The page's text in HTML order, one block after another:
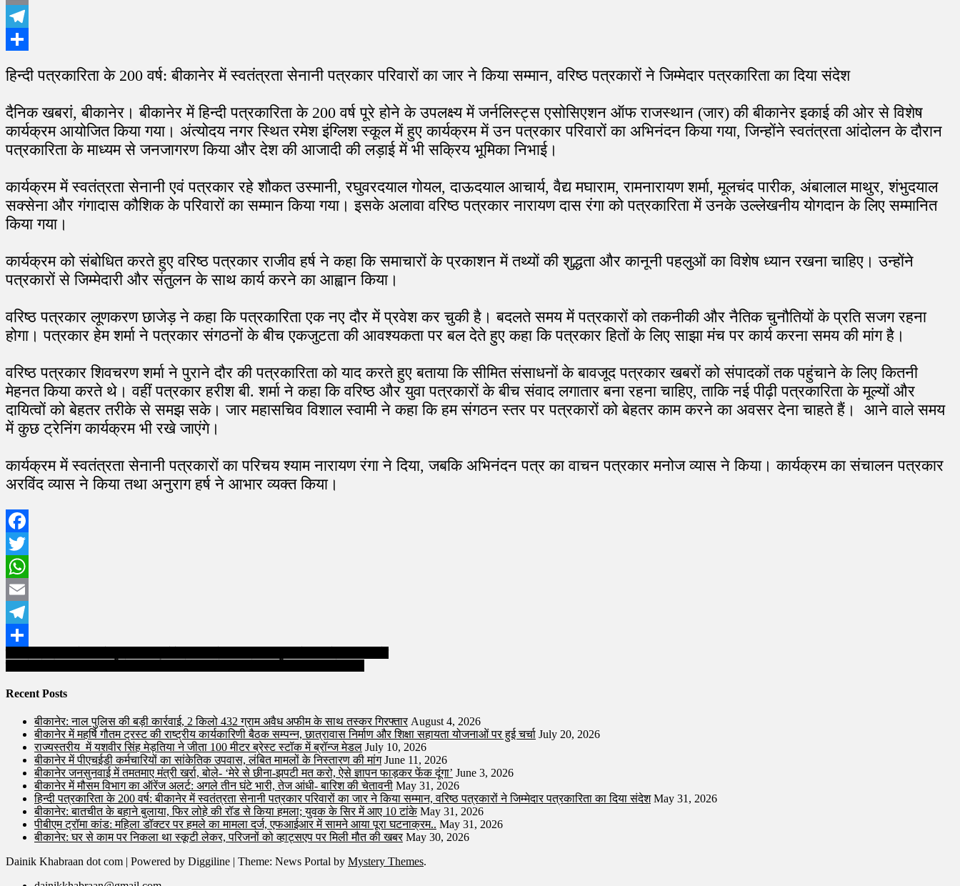
Email
Telegram
हिन्दी पत्रकारिता के 200 वर्ष: बीकानेर में स्वतंत्रता सेनानी पत्रकार परिवारों का जार ने किया सम्मान, वरिष्ठ पत्रकारों ने जिम्मेदार पत्रकारिता का दिया संदेश
दैनिक खबरां, बीकानेर। बीकानेर में हिन्दी पत्रकारिता के 200 वर्ष पूरे होने के उपलक्ष्य में जर्नलिस्ट्स एसोसिएशन ऑफ राजस्थान (जार) की बीकानेर इकाई की ओर से विशेष
कार्यक्रम आयोजित किया गया। अंत्योदय नगर स्थित रमेश इंग्लिश स्कूल में हुए कार्यक्रम में उन पत्रकार परिवारों का अभिनंदन किया गया, जिन्होंने स्वतंत्रता आंदोलन के दौरान
पत्रकारिता के माध्यम से जनजागरण किया और देश की आजादी की लड़ाई में भी सक्रिय भूमिका निभाई।
कार्यक्रम में स्वतंत्रता सेनानी एवं पत्रकार रहे शौकत उस्मानी, रघुवरदयाल गोयल, दाऊदयाल आचार्य, वैद्य मघाराम, रामनारायण शर्मा, मूलचंद पारीक, अंबालाल माथुर, शंभुदयाल
सक्सेना और गंगादास कौशिक के परिवारों का सम्मान किया गया। इसके अलावा वरिष्ठ पत्रकार नारायण दास रंगा को पत्रकारिता में उनके उल्लेखनीय योगदान के लिए सम्मानित
किया गया।
कार्यक्रम को संबोधित करते हुए वरिष्ठ पत्रकार राजीव हर्ष ने कहा कि समाचारों के प्रकाशन में तथ्यों की शुद्धता और कानूनी पहलुओं का विशेष ध्यान रखना चाहिए। उन्होंने
पत्रकारों से जिम्मेदारी और संतुलन के साथ कार्य करने का आह्वान किया।
वरिष्ठ पत्रकार लूणकरण छाजेड़ ने कहा कि पत्रकारिता एक नए दौर में प्रवेश कर चुकी है। बदलते समय में पत्रकारों को तकनीकी और नैतिक चुनौतियों के प्रति सजग रहना
होगा। पत्रकार हेम शर्मा ने पत्रकार संगठनों के बीच एकजुटता की आवश्यकता पर बल देते हुए कहा कि पत्रकार हितों के लिए साझा मंच पर कार्य करना समय की मांग है।
वरिष्ठ पत्रकार शिवचरण शर्मा ने पुराने दौर की पत्रकारिता को याद करते हुए बताया कि सीमित संसाधनों के बावजूद पत्रकार खबरों को संपादकों तक पहुंचाने के लिए कितनी
मेहनत किया करते थे। वहीं पत्रकार हरीश बी. शर्मा ने कहा कि वरिष्ठ और युवा पत्रकारों के बीच संवाद लगातार बना रहना चाहिए, ताकि नई पीढ़ी पत्रकारिता के मूल्यों और
दायित्वों को बेहतर तरीके से समझ सके। जार महासचिव विशाल स्वामी ने कहा कि हम संगठन स्तर पर पत्रकारों को बेहतर काम करने का अवसर देना चाहते हैं। आने वाले समय
में कुछ ट्रेनिंग कार्यक्रम भी रखे जाएंगे।
कार्यक्रम में स्वतंत्रता सेनानी पत्रकारों का परिचय श्याम नारायण रंगा ने दिया, जबकि अभिनंदन पत्र का वाचन पत्रकार मनोज व्यास ने किया। कार्यक्रम का संचालन पत्रकार
अरविंद व्यास ने किया तथा अनुराग हर्ष ने आभार व्यक्त किया।
Facebook
Twitter
WhatsApp
Email
Telegram
Share
Post
navigation
Recent Posts
बीकानेर: नाल पुलिस की बड़ी कार्रवाई, 2 किलो 432 ग्राम अवैध अफीम के साथ तस्कर गिरफ्तार August 4, 2026
बीकानेर में महर्षि गौतम ट्रस्ट की राष्ट्रीय कार्यकारिणी बैठक सम्पन्न, छात्रावास निर्माण और शिक्षा सहायता योजनाओं पर हुई चर्चा July 20, 2026
राज्यस्तरीय में यशवीर सिंह मेड़तिया ने जीता 100 मीटर ब्रेस्ट स्टॉक में ब्रॉन्ज मेडल July 10, 2026
बीकानेर में पीएचईडी कर्मचारियों का सांकेतिक उपवास, लंबित मामलों के निस्तारण की मांग June 11, 2026
बीकानेर जनसुनवाई में तमतमाए मंत्री खर्रा, बोले- ‘मेरे से छीना-झपटी मत करो, ऐसे ज्ञापन फाड़कर फेंक दूंगा’ June 3, 2026
बीकानेर में मौसम विभाग का ऑरेंज अलर्ट: अगले तीन घंटे भारी, तेज आंधी- बारिश की चेतावनी May 31, 2026
हिन्दी पत्रकारिता के 200 वर्ष: बीकानेर में स्वतंत्रता सेनानी पत्रकार परिवारों का जार ने किया सम्मान, वरिष्ठ पत्रकारों ने जिम्मेदार पत्रकारिता का दिया संदेश May 31, 2026
बीकानेर: बातचीत के बहाने बुलाया, फिर लोहे की रॉड से किया हमला; युवक के सिर में आए 10 टांके May 31, 2026
पीबीएम ट्रॉमा कांड: महिला डॉक्टर पर हमले का मामला दर्ज, एफआईआर में सामने आया पूरा घटनाक्रम.. May 31, 2026
बीकानेर: घर से काम पर निकला था स्कूटी लेकर, परिजनों को व्हाट्सएप पर मिली मौत की खबर May 30, 2026
Dainik Khabraan dot com | Powered by Diggiline | Theme: News Portal by Mystery Themes.